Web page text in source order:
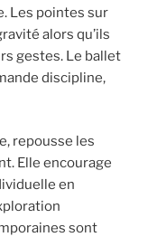
Les pointes sur
alors qu’ils
gestes. Le ballet
discipline,
repousse les
Elle encourage
en
sont